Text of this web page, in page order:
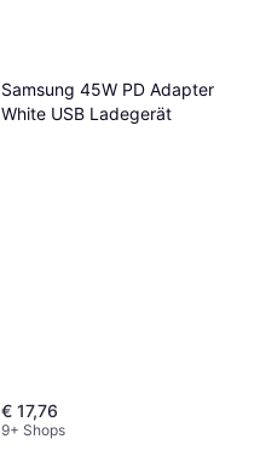
Samsung 45W PD Adapter
White USB Ladegerät
€ 17,76
9+ Shops